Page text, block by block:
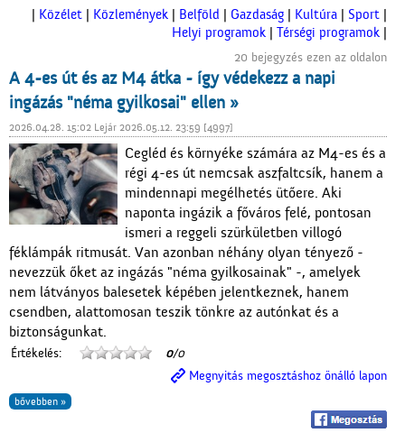
Közélet Közlemények Belföld Gazdaság Kultúra Sport
Helyi programok
Térségi programok
20 bejegyzés ezen az oldalon
A 4-es út és az M4 átka - így védekezz a napi
ingázás "néma gyilkosai" ellen »
2026.04.28. 15:02 Lejár 2026.05.12. 23:59 [4997]
Cegléd és környéke számára az M4-es és a
régi 4-es út nemcsak aszfaltcsík, hanem a
mindennapi megélhetés ütőere. Aki
naponta ingázik a főváros felé, pontosan
ismeri a reggeli szürkületben villogó
féklámpák ritmusát. Van azonban néhány olyan tényező -
nevezzük őket az ingázás "néma gyilkosainak" -, amelyek
nem látványos balesetek képében jelentkeznek, hanem
csendben, alattomosan teszik tönkre az autónkat és a
biztonságunkat.
Értékelés: 0/0
Megnyitás megosztáshoz önálló lapon
bővebben »